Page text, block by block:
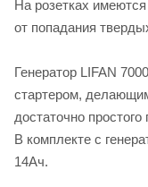
На розетках
от попадания
Генератор LIFAN
стартером,
достаточно
В комплекте с
14Ач.